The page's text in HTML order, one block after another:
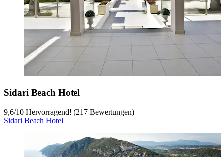
Sidari Beach Hotel
9,6/10 Hervorragend! (217 Bewertungen)
Sidari Beach Hotel